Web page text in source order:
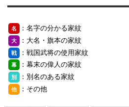
名 ：名字の分かる家紋
大 ：大名・旗本の家紋
戦 ：戦国武将の使用家紋
幕 ：幕末の偉人の家紋
別 ：別名のある家紋
他 ：その他